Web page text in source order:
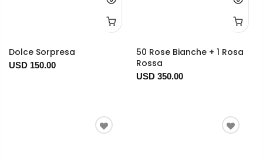
Dolce Sorpresa
USD 150.00
50 Rose Bianche + 1 Rosa
Rossa
USD 350.00